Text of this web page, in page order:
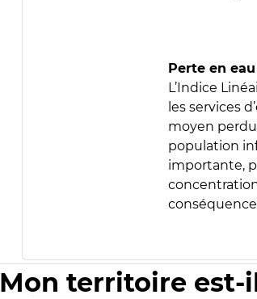
Perte en
L’Indice
les services
moyen
population
importante,
Mon territoire est-